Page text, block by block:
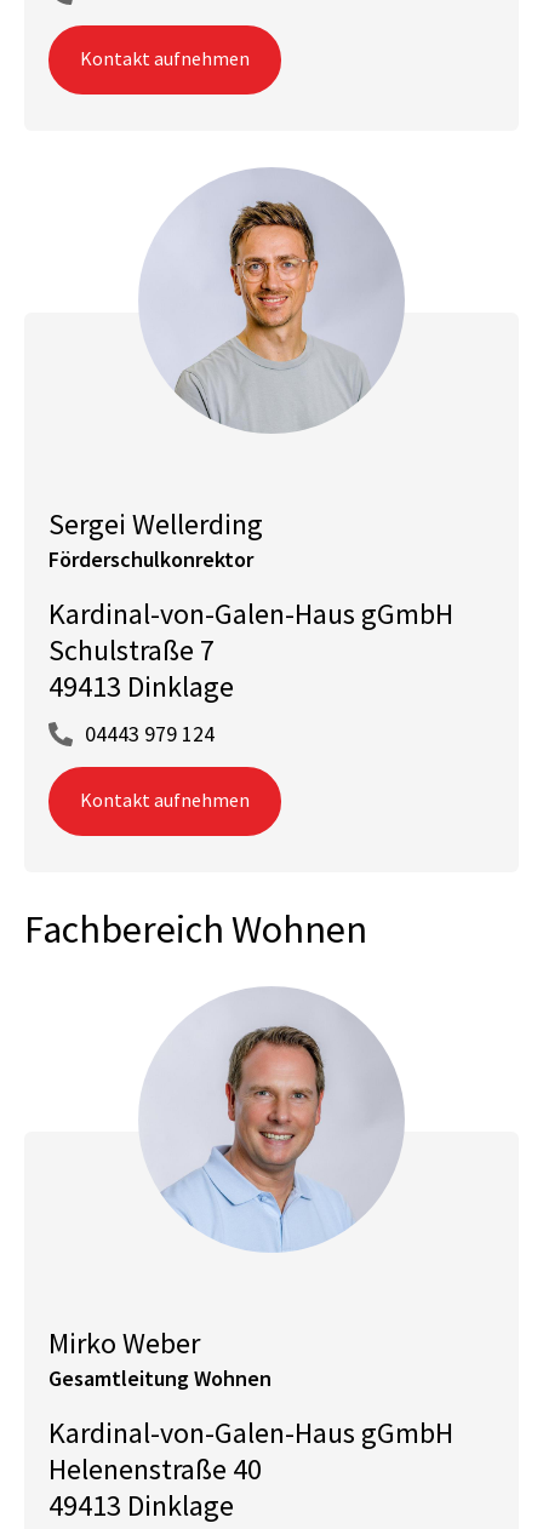
Kontakt aufnehmen
Sergei Wellerding
Förderschulkonrektor
Kardinal-von-Galen-Haus gGmbH
Schulstraße 7
49413 Dinklage
04443 979 124
Kontakt aufnehmen
Fachbereich Wohnen
Mirko Weber
Gesamtleitung Wohnen
Kardinal-von-Galen-Haus gGmbH
Helenenstraße 40
49413 Dinklage